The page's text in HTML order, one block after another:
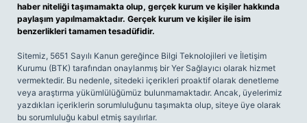
haber niteliği taşımamakta olup, gerçek kurum ve kişiler hakkında
paylaşım yapılmamaktadır. Gerçek kurum ve kişiler ile isim
benzerlikleri tamamen tesadüfidir.
Sitemiz, 5651 Sayılı Kanun gereğince Bilgi Teknolojileri ve İletişim
Kurumu (BTK) tarafından onaylanmış bir Yer Sağlayıcı olarak hizmet
vermektedir. Bu nedenle, sitedeki içerikleri proaktif olarak denetleme
veya araştırma yükümlülüğümüz bulunmamaktadır. Ancak, üyelerimiz
yazdıkları içeriklerin sorumluluğunu taşımakta olup, siteye üye olarak
bu sorumluluğu kabul etmiş sayılırlar.